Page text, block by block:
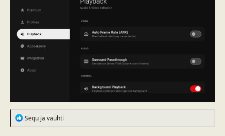
R
e
Sequ ja vauhti